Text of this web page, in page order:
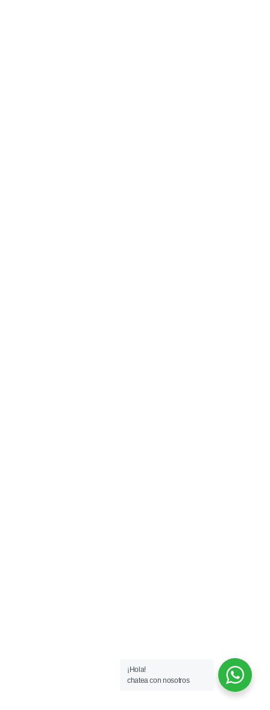
¡Hola!
chatea con nosotros